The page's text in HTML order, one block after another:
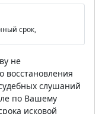
срок,
не
восстановления
слушаний
по Вашему
исковой